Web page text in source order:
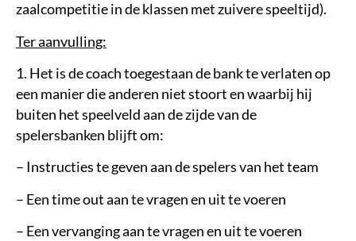
zaalcompetitie in de klassen met zuivere speeltijd).
Ter aanvulling:
1. Het is de coach toegestaan de bank te verlaten op
een manier die anderen niet stoort en waarbij hij
buiten het speelveld aan de zijde van de
spelersbanken blijft om:
– Instructies te geven aan de spelers van het team
– Een time out aan te vragen en uit te voeren
– Een vervanging aan te vragen en uit te voeren